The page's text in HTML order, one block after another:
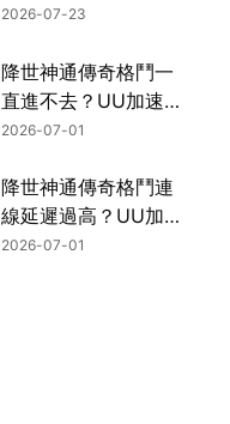
路優化攻略！
2026-07-23
降世神通傳奇格鬥一
直進不去？UU加速
器幫你搞定！
2026-07-01
降世神通傳奇格鬥連
線延遲過高？UU加
速器助你暢快對戰！
2026-07-01